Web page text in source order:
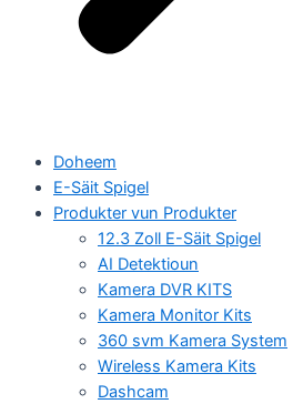
Doheem
E-Säit Spigel
Produkter vun Produkter
12.3 Zoll E-Säit Spigel
AI Detektioun
Kamera DVR KITS
Kamera Monitor Kits
360 svm Kamera System
Wireless Kamera Kits
Dashcam